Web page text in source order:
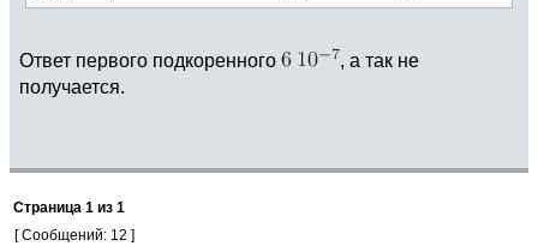
Ответ первого подкоренного
, а так не
получается.
Страница 1 из 1
[ Сообщений: 12 ]